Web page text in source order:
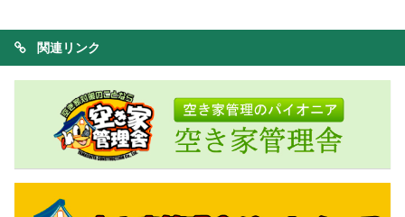
関連リンク